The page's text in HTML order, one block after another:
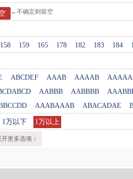
←不确定则留空
158 159 165 178 182 183 184
ABCDEF AAAB AAAAB
AABBB AABBBB
AAABAAAB ABACADAE
1万以下 1万以上
开更多选项 ↓